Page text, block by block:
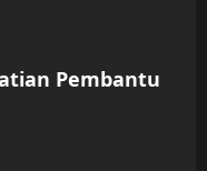
Pembantu